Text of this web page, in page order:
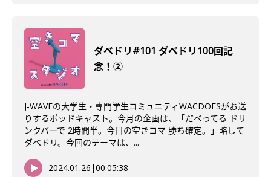
ダベドリ#101 ダベドリ100回記
念！②
J-WAVEの大学生・専門学生コミュニティWACDOESがお送
りするポッドキャスト。今月の企画は、「だべってる ドリ
ンクバーで 2時間半。今日の空きコマ 勝ち確定。」略して
ダベドリ。今回のテーマは、...
2024.01.26 |00:05:38